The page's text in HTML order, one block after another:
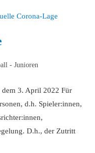
- Junioren
dem 3. April 2022 Für
d.h. Spieler:innen,
D.h., der Zutritt